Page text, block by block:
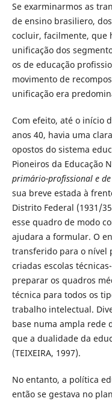
Se exarminarmos as
de ensino brasiliero,
cocluir, facilmente, que
unificação dos
os de educação
movimento de
unificação era
Com efeito, até o início
anos 40, havia uma
opostos do sistema
Pioneiros da Educação
primário-profissional e
sua breve estada à
Distrito Federal (1931/
esse quadro de modo
ajudara a formular. O
transferido para o nível
criadas escolas
preparar os quadros
técnica para todos os
trabalho intelectual.
base numa ampla rede
que a dualidade da
(TEIXEIRA, 1997).
No entanto, a política
então se gestava no